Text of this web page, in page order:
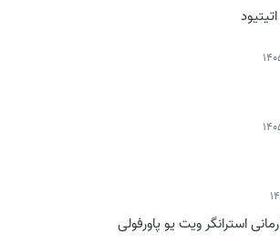
استرانگر ویت یو پاورفولی